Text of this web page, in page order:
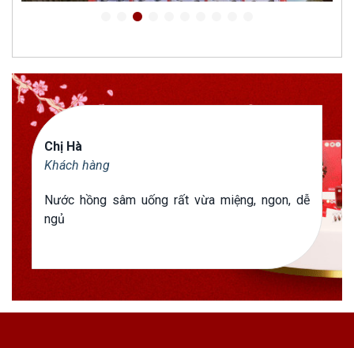
Chị Hà
Khách hàng
Nước hồng sâm uống rất vừa miệng, ngon, dễ
ngủ